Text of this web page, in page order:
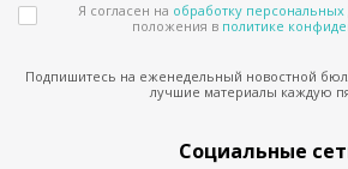
Я согласен на обработку
положения в политике
Подпишитесь на еженедельный новостной
лучшие материалы каждую
Социальные